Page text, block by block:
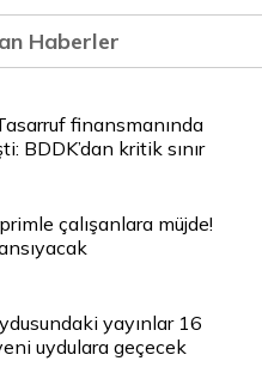
Haberler
finansmanında
BDDK’dan kritik sınır
çalışanlara müjde!
yayınlar 16
uydulara geçecek